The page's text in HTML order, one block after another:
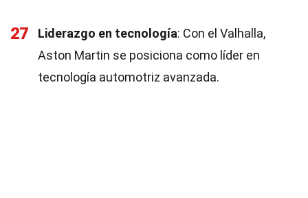
27 Liderazgo en tecnología: Con el Valhalla,
Aston Martin se posiciona como líder en
tecnología automotriz avanzada.